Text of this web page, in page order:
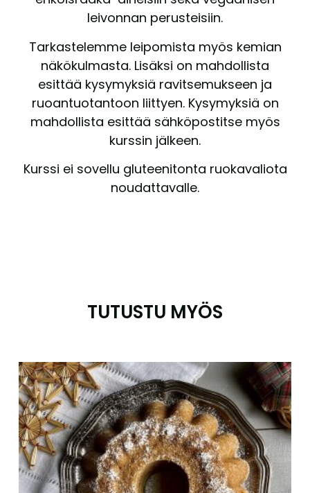
leivonnan perusteisiin.
Tarkastelemme leipomista myös kemian
näkökulmasta. Lisäksi on mahdollista
esittää kysymyksiä ravitsemukseen ja
ruoantuotantoon liittyen. Kysymyksiä on
mahdollista esittää sähköpostitse myös
kurssin jälkeen.
Kurssi ei sovellu gluteenitonta ruokavaliota
noudattavalle.
TUTUSTU MYÖS